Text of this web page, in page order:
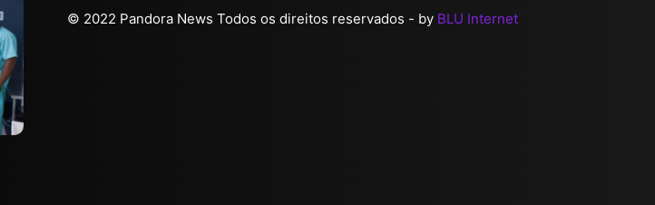
© 2022 Pandora News Todos os direitos reservados - by BLU Internet